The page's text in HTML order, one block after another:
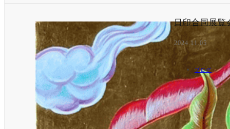
日印合同展覧
2024.11.05
ブログ